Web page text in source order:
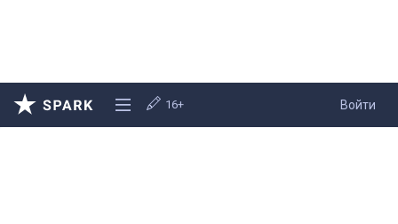
Войти
16+